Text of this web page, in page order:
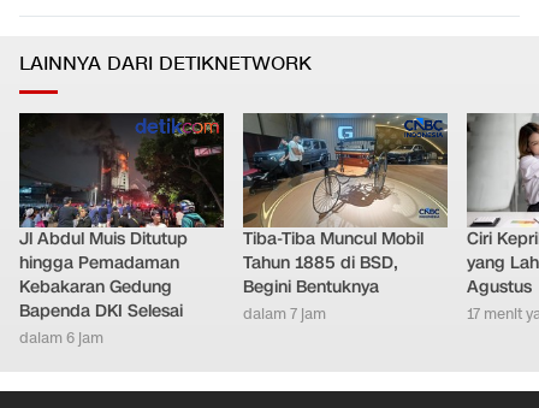
LAINNYA DARI DETIKNETWORK
Jl Abdul Muis Ditutup
hingga Pemadaman
Kebakaran Gedung
Bapenda DKI Selesai
dalam 6 jam
Tiba-Tiba Muncul Mobil
Tahun 1885 di BSD,
Begini Bentuknya
dalam 7 jam
Ciri
yang
Agustus
17 menit